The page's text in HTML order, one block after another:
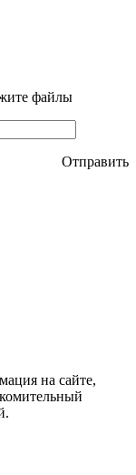
файлы
Отправить
на сайте,